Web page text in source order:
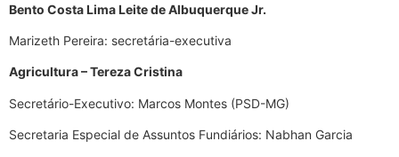
Bento Costa Lima Leite de Albuquerque Jr.
Marizeth Pereira: secretária-executiva
Agricultura – Tereza Cristina
Secretário-Executivo: Marcos Montes (PSD-MG)
Secretaria Especial de Assuntos Fundiários: Nabhan Garcia